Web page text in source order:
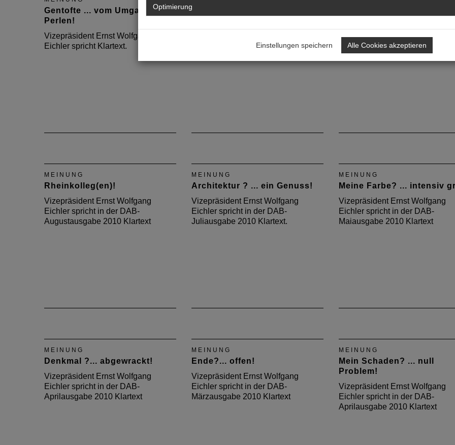
Gentofte ... vom Umgang mit
Perlen!
Vizepräsident Ernst Wolfgang
Eichler spricht Klartext.
Mein Architekt ? ...
Eichler spricht in der DAB-
Vizepräsident Ernst Wolfgang
Eichler spricht in der DAB-
Septemberausgabe 2010
MEINUNG
Rheinkolleg(en)!
Vizepräsident Ernst Wolfgang
Eichler spricht in der DAB-
Augustausgabe 2010 Klartext
MEINUNG
Architektur ? ... ein Genuss!
Vizepräsident Ernst Wolfgang
Eichler spricht in der DAB-
Juliausgabe 2010 Klartext.
MEINUNG
Meine Farbe? ... intensiv
Vizepräsident Ernst Wolfgang
Eichler spricht in der DAB-
Maiausgabe 2010 Klartext
MEINUNG
Denkmal ?... abgewrackt!
Vizepräsident Ernst Wolfgang
Eichler spricht in der DAB-
Aprilausgabe 2010 Klartext
MEINUNG
Ende?... offen!
Vizepräsident Ernst Wolfgang
Eichler spricht in der DAB-
Märzausgabe 2010 Klartext
MEINUNG
Mein Schaden? ... null
Problem!
Vizepräsident Ernst Wolfgang
Eichler spricht in der DAB-
Aprilausgabe 2010 Klartext
Optimierung
Einstellungen speichern Alle Cookies akzeptieren